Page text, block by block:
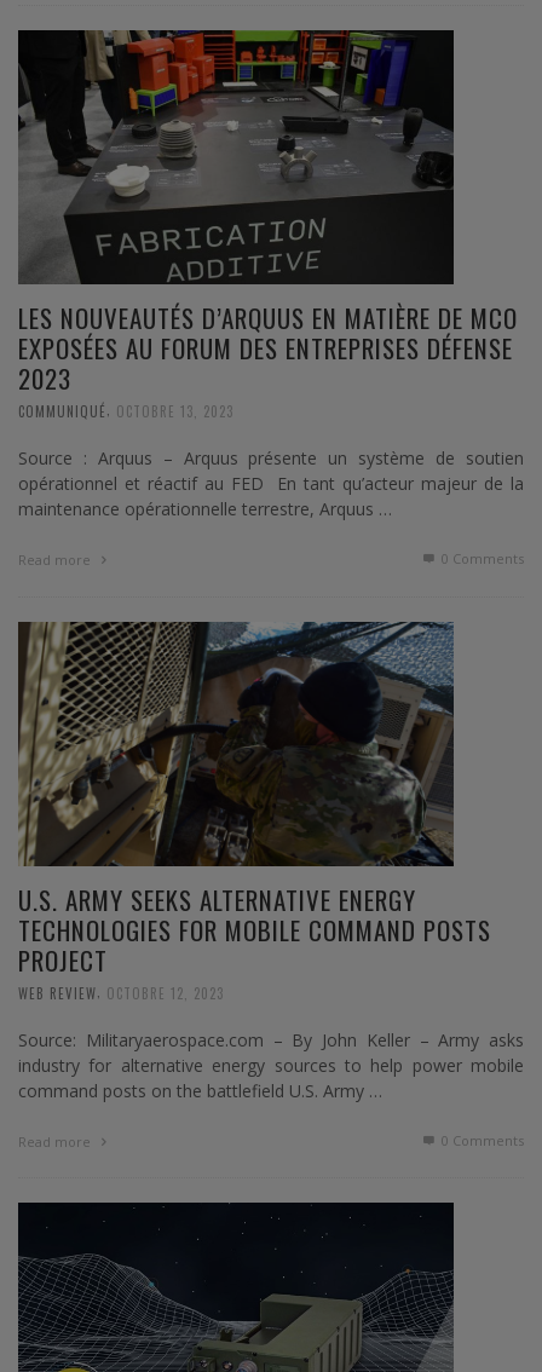
LES NOUVEAUTÉS D’ARQUUS EN MATIÈRE DE MCO
EXPOSÉES AU FORUM DES ENTREPRISES DÉFENSE
2023
COMMUNIQUÉ OCTOBRE 13, 2023
Source : Arquus – Arquus présente un système de soutien
opérationnel et réactif au FED En tant qu’acteur majeur de la
maintenance opérationnelle terrestre, Arquus …
Read more 0 Comments
U.S. ARMY SEEKS ALTERNATIVE ENERGY
TECHNOLOGIES FOR MOBILE COMMAND POSTS
PROJECT
WEB REVIEW OCTOBRE 12, 2023
Source: Militaryaerospace.com – By John Keller – Army asks
industry for alternative energy sources to help power mobile
command posts on the battlefield U.S. Army …
Read more 0 Comments